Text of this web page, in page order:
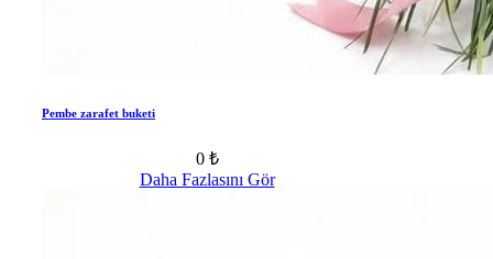
Pembe zarafet buketi
0 ₺
Daha Fazlasını Gör